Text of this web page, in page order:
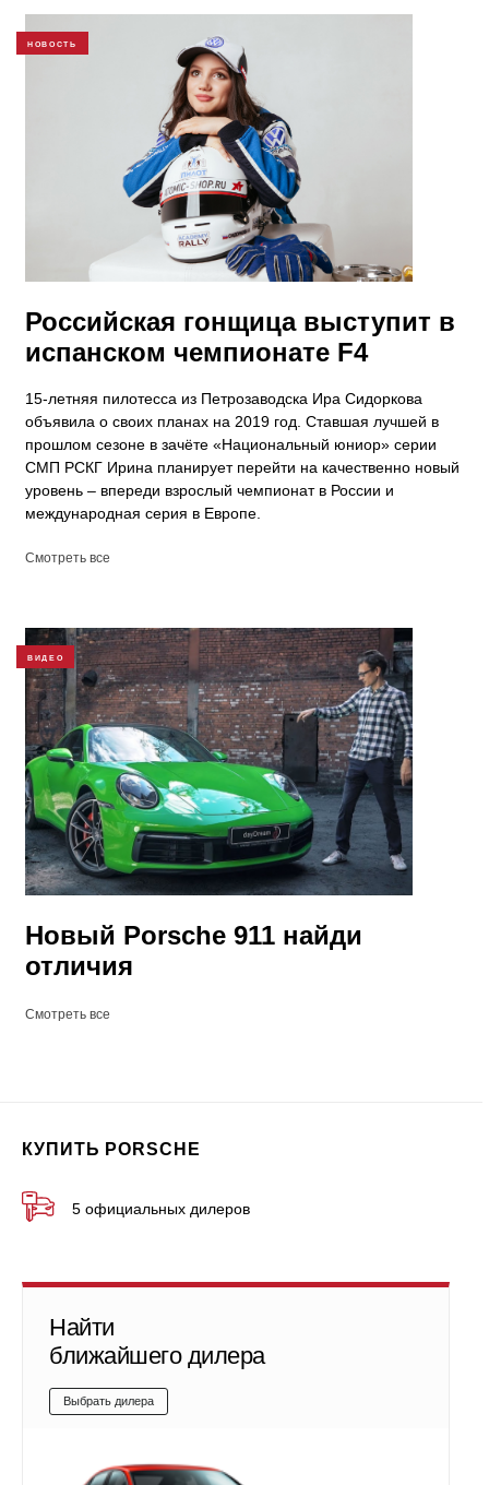
НОВОСТЬ
Российская гонщица выступит в
испанском чемпионате F4
15-летняя пилотесса из Петрозаводска Ира Сидоркова
объявила о своих планах на 2019 год. Ставшая лучшей в
прошлом сезоне в зачёте «Национальный юниор» серии
СМП РСКГ Ирина планирует перейти на качественно новый
уровень – впереди взрослый чемпионат в России и
международная серия в Европе.
Смотреть все
ВИДЕО
Новый Porsche 911 найди
отличия
Смотреть все
КУПИТЬ PORSCHE
5 официальных дилеров
Найти
ближайшего дилера
Выбрать дилера